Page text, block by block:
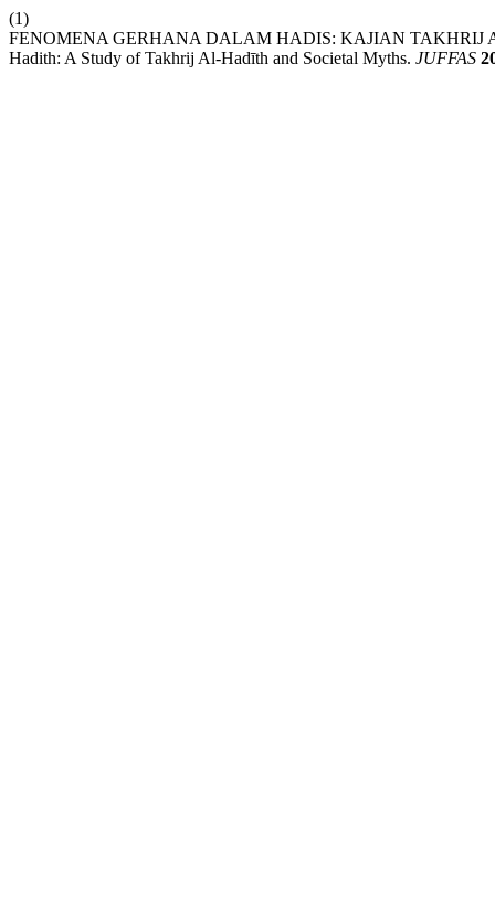
(1)
FENOMENA GERHANA DALAM HADIS: KAJIAN TAKHRIJ
Hadith: A Study of Takhrij Al-Hadīth and Societal Myths. JUFFAS